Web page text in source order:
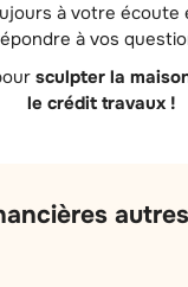
à votre écoute
à vos
sculpter la
le crédit travaux !